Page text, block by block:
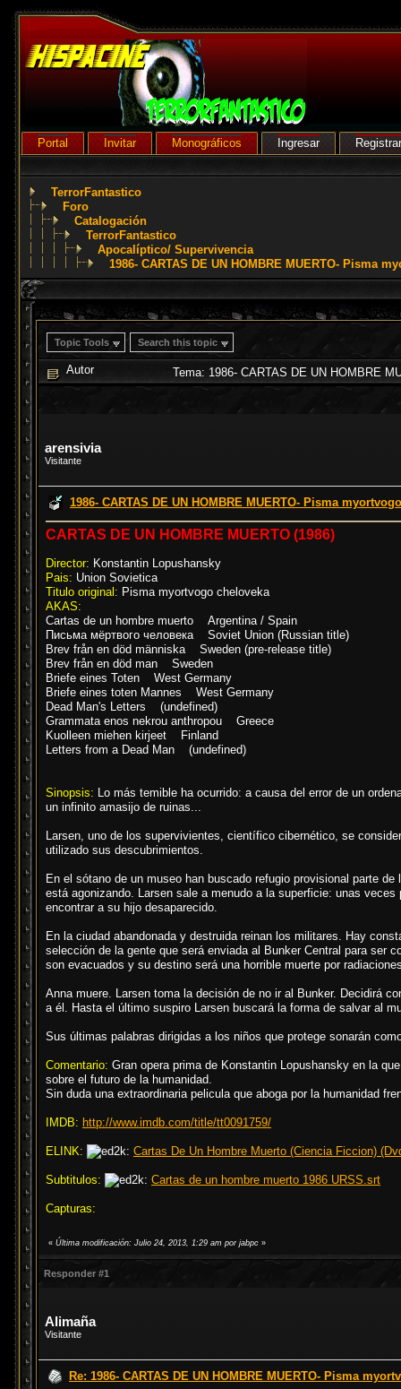
Portal Invitar Monográficos Ingresar
TerrorFantastico
Foro
Catalogación
TerrorFantastico
Apocalíptico/ Supervivencia
1986- CARTAS DE UN HOMBRE MUERTO- Pisma
Topic Tools Search this topic
Autor Tema: 1986- CARTAS DE UN HOMBRE
arensivia
Visitante
1986- CARTAS DE UN HOMBRE MUERTO- Pisma
CARTAS DE UN HOMBRE MUERTO (1986)
Director: Konstantin Lopushansky
Pais: Union Sovietica
Titulo original: Pisma myortvogo cheloveka
AKAS:
Cartas de un hombre muerto Argentina / Spain
Письма мёртвого человека Soviet Union (Russian title)
Brev från en död människa Sweden (pre-release title)
Brev från en död man Sweden
Briefe eines Toten West Germany
Briefe eines toten Mannes West Germany
Dead Man's Letters (undefined)
Grammata enos nekrou anthropou Greece
Kuolleen miehen kirjeet Finland
Letters from a Dead Man (undefined)
Sinopsis: Lo más temible ha ocurrido: a causa del error de un
un infinito amasijo de ruinas...
Larsen, uno de los supervivientes, científico cibernético, se
utilizado sus descubrimientos.
En el sótano de un museo han buscado refugio provisional parte
está agonizando. Larsen sale a menudo a la superficie: unas
encontrar a su hijo desaparecido.
En la ciudad abandonada y destruida reinan los militares. Hay
selección de la gente que será enviada al Bunker Central para ser
son evacuados y su destino será una horrible muerte por
Anna muere. Larsen toma la decisión de no ir al Bunker. Decidirá
a él. Hasta el último suspiro Larsen buscará la forma de salvar al
Sus últimas palabras dirigidas a los niños que protege sonarán
Comentario: Gran opera prima de Konstantin Lopushansky en la
sobre el futuro de la humanidad.
Sin duda una extraordinaria pelicula que aboga por la humanidad
IMDB: http://www.imdb.com/title/tt0091759/
ELINK: Cartas De Un Hombre Muerto (Ciencia Ficcion)
Subtitulos: Cartas de un hombre muerto 1986 URSS.srt
Capturas:
« Última modificación: Julio 24, 2013, 1:29 am por jabpc »
Responder #1
Alimaña
Visitante
Re: 1986- CARTAS DE UN HOMBRE MUERTO- Pisma